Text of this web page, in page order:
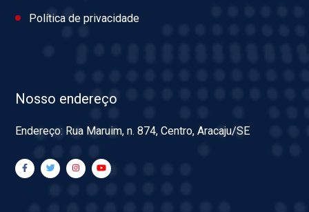
Política de privacidade
Nosso endereço
Endereço: Rua Maruim, n. 874, Centro, Aracaju/SE